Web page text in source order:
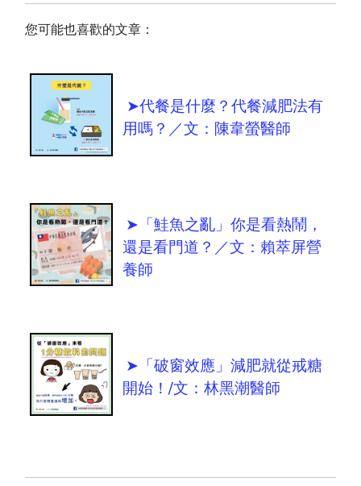
您可能也喜歡的文章：
➤代餐是什麼？代餐減肥法有
用嗎？／文：陳韋螢醫師
➤「鮭魚之亂」你是看熱鬧，
還是看門道？／文：賴萃屏營
養師
➤「破窗效應」減肥就從戒糖
開始！/文：林黑潮醫師